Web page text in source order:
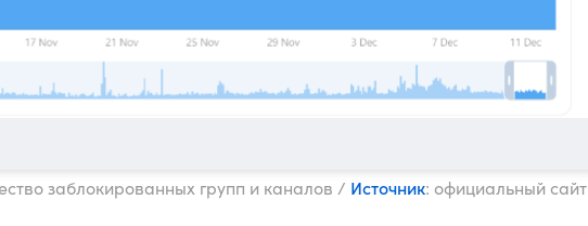
заблокированных групп и каналов / Источник: официальный сайт